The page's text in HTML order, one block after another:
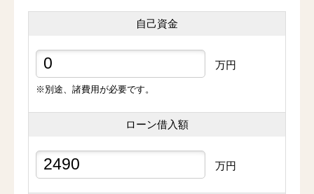
自己資金
万円
※別途、諸費用が必要です。
ローン借入額
万円